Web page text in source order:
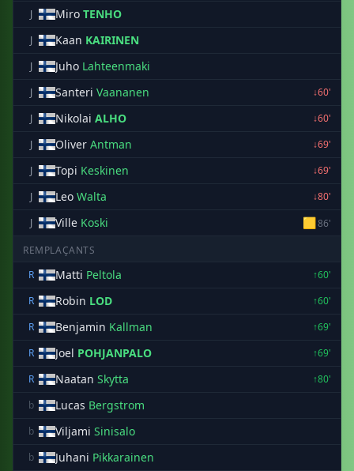
J Miro TENHO
J Kaan KAIRINEN
J Juho Lahteenmaki
J Santeri Vaananen
↓60'
J
Nikolai ALHO
↓60'
J
Oliver Antman
↓69'
J
Topi Keskinen
↓69'
J
Leo Walta
↓80'
J
Ville Koski 🟨86'
REMPLAÇANTS
R
Matti Peltola
↑60'
R
Robin LOD
↑60'
R
Benjamin Kallman
↑69'
R
Joel POHJANPALO
↑69'
R
Naatan Skytta
↑80'
b
Lucas Bergstrom
b Viljami Sinisalo
b Juhani Pikkarainen